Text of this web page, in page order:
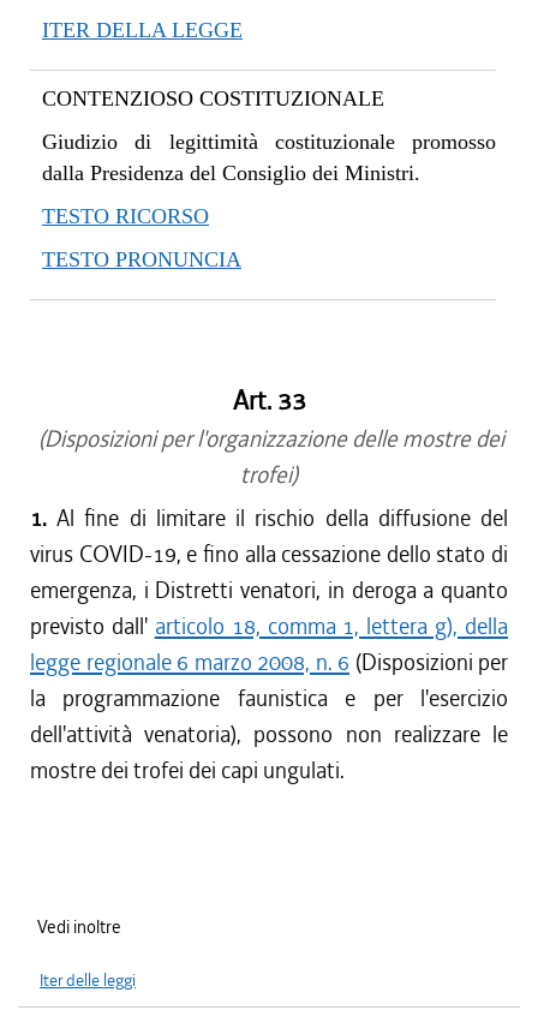
ITER DELLA LEGGE
CONTENZIOSO COSTITUZIONALE
Giudizio di legittimità costituzionale promosso
dalla Presidenza del Consiglio dei Ministri.
TESTO RICORSO
TESTO PRONUNCIA
Art. 33
(Disposizioni per l'organizzazione delle mostre dei
trofei)
1.Al fine di limitare il rischio della diffusione del
virus COVID-19, e fino alla cessazione dello stato di
emergenza, i Distretti venatori, in deroga a quanto
previsto dall' articolo 18, comma 1, lettera g), della
legge regionale 6 marzo 2008, n. 6 (Disposizioni per
la programmazione faunistica e per l'esercizio
dell'attività venatoria), possono non realizzare le
mostre dei trofei dei capi ungulati.
Vedi inoltre
Iter delle leggi